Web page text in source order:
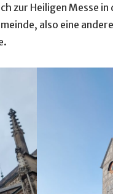
zur Heiligen Messe
also eine